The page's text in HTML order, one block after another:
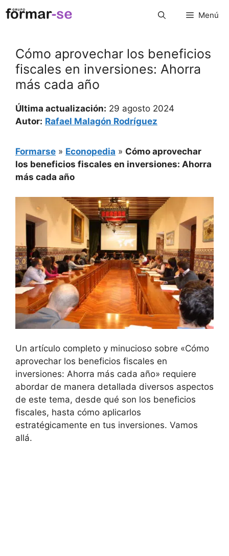
Saltar
al
Menú
Cómo aprovechar los beneficios
fiscales en inversiones: Ahorra
más cada año
Última actualización: 29 agosto 2024
Autor: Rafael Malagón Rodríguez
Formarse » Econopedia » Cómo aprovechar
los beneficios fiscales en inversiones: Ahorra
más cada año
Un artículo completo y minucioso sobre «Cómo
aprovechar los beneficios fiscales en
inversiones: Ahorra más cada año» ‌requiere
abordar de manera detallada diversos‌ aspectos
de este tema,‌ desde qué son los beneficios
fiscales, hasta cómo aplicarlos
estratégicamente en tus inversiones. Vamos​
allá.